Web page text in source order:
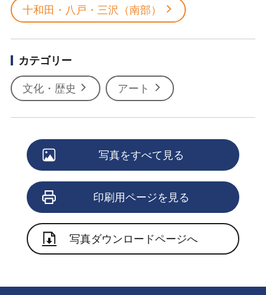
十和田・八戸・三沢（南部）
カテゴリー
文化・歴史 アート
写真をすべて見る
印刷用ページを見る
写真ダウンロードページへ